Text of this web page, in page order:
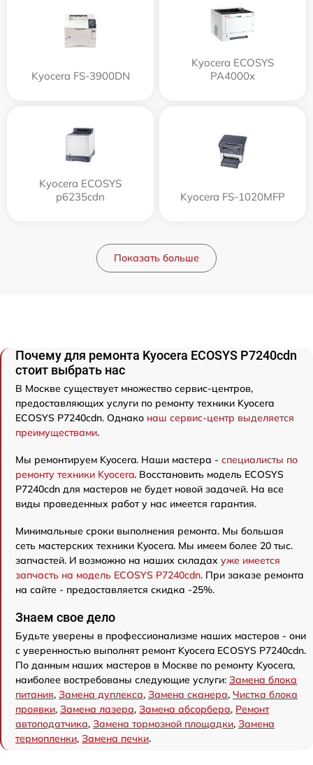
Kyocera FS-3900DN
Kyocera ECOSYS
PA4000x
Kyocera ECOSYS
p6235cdn
Kyocera FS-1020MFP
Показать больше
Почему для ремонта Kyocera ECOSYS P7240cdn
стоит выбрать нас
В Москве существует множество сервис-центров,
предоставляющих услуги по ремонту техники Kyocera
ECOSYS P7240cdn. Однако наш сервис-центр выделяется
преимуществами.
Мы ремонтируем Kyocera. Наши мастера - специалисты по
ремонту техники Kyocera. Восстановить модель ECOSYS
P7240cdn для мастеров не будет новой задачей. На все
виды проведенных работ у нас имеется гарантия.
Минимальные сроки выполнения ремонта. Мы большая
сеть мастерских техники Kyocera. Мы имеем более 20 тыс.
запчастей. И возможно на наших складах уже имеется
запчасть на модель ECOSYS P7240cdn. При заказе ремонта
на сайте - предоставляется скидка -25%.
Знаем свое дело
Будьте уверены в профессионализме наших мастеров - они
с уверенностью выполнят ремонт Kyocera ECOSYS P7240cdn.
По данным наших мастеров в Москве по ремонту Kyocera,
наиболее востребованы следующие услуги: Замена блока
питания, Замена дуплекса, Замена сканера, Чистка блока
проявки, Замена лазера, Замена абсорбера, Ремонт
автоподатчика, Замена тормозной площадки, Замена
термопленки, Замена печки.